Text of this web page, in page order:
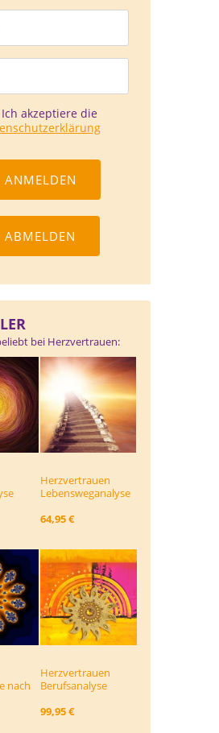
Ich akzeptiere die
bei Herzvertrauen:
Herzvertrauen
Lebensweg­analyse
64,95 €
nach
Herzvertrauen
Berufsanalyse
99,95 €